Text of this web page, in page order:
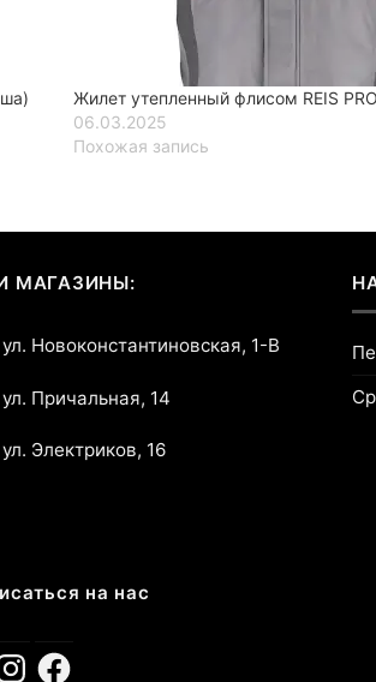
Жилет утепленный флисом REIS
06.03.2025
Похожая запись
МАГАЗИНЫ:
Новоконстантиновская, 1-В
Причальная, 14
Электриков, 16
на нас
Facebook